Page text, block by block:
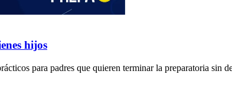
hijos
para padres que quieren terminar la preparatoria sin